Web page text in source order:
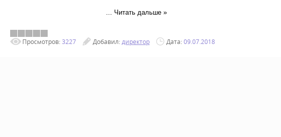
... Читать дальше »
Просмотров: 3227 Добавил: директор Дата: 09.07.2018